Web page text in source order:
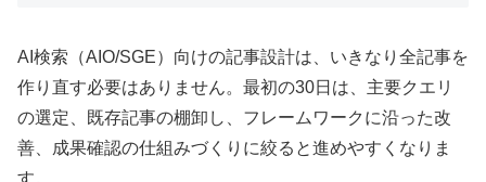
AI検索（AIO/SGE）向けの記事設計は、いきなり全記事を
作り直す必要はありません。最初の30日は、主要クエリ
の選定、既存記事の棚卸し、フレームワークに沿った改
善、成果確認の仕組みづくりに絞ると進めやすくなりま